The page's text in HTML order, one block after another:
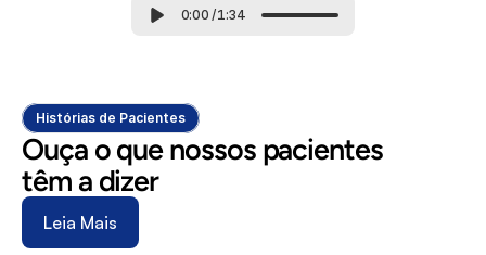
0:00 /1:34
Histórias de Pacientes
Ouça o que nossos pacientes
têm a dizer
Leia Mais